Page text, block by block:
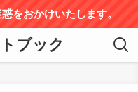
をおかけいたします。
ブック